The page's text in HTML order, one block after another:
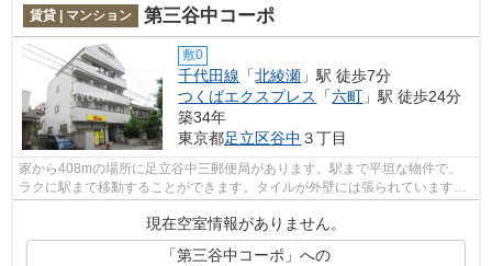
賃貸 | マンション 第三谷中コーポ
敷0
千代田線 「北綾瀬 」駅 徒歩7分
つくばエクスプレス
「六町 」駅 徒歩24分
築34年
東京都足立区谷中 ３丁目
家から408mの場所に足立谷中三郵便局があります。駅まで平坦な物件で、
ラクに駅まで移動することができます。タイルが外壁には張られています。
駅から徒歩7分に立地する物件です。足立...
現在空室情報がありません。
「第三谷中コーポ」への